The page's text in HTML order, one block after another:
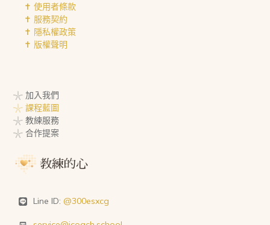
✝︎ 使用者條款
✝︎ 服務契約
✝︎ 隱私權政策
✝︎ 版權聲明
𓇼 加入我們
𓇼 課程藍圖
𓇼 教練服務
𓇼 合作提案
Line ID: @300esxcg